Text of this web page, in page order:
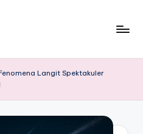
Langit Spektakuler